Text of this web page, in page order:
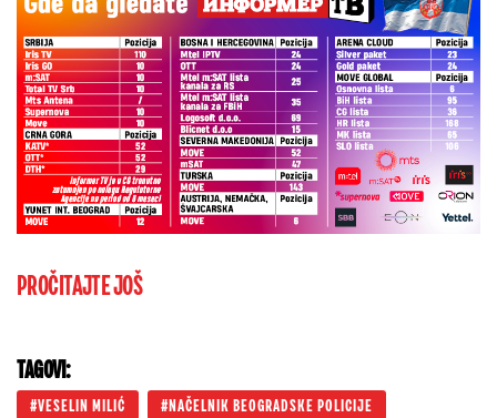
PROČITAJTE JOŠ
TAGOVI:
VESELIN MILIĆ NAČELNIK BEOGRADSKE POLICIJE